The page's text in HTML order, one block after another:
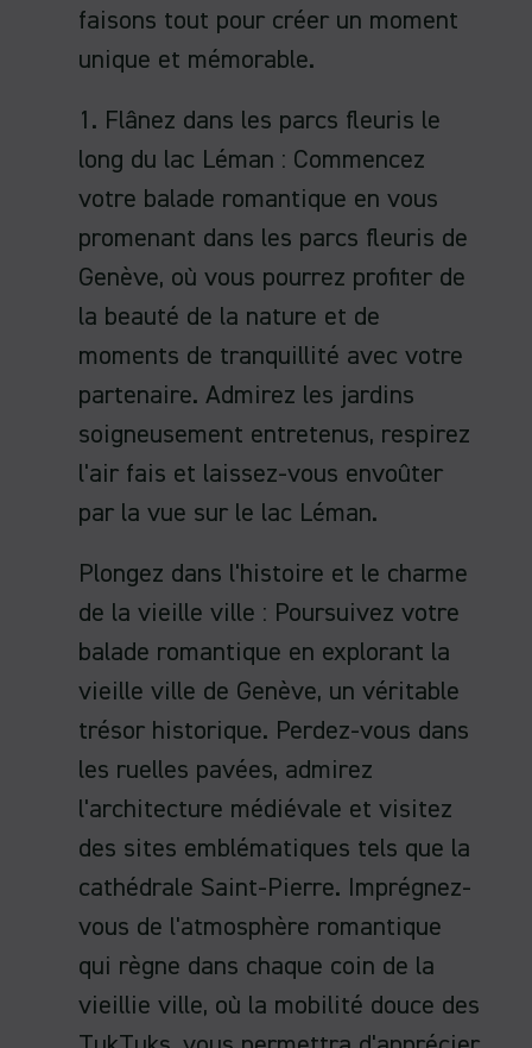
faisons tout pour créer un moment
unique et mémorable.
1. Flânez dans les parcs fleuris le
long du lac Léman : Commencez
votre balade romantique en vous
promenant dans les parcs fleuris de
Genève, où vous pourrez profiter de
la beauté de la nature et de
moments de tranquillité avec votre
partenaire. Admirez les jardins
soigneusement entretenus, respirez
l'air fais et laissez-vous envoûter
par la vue sur le lac Léman.
Plongez dans l'histoire et le charme
de la vieille ville : Poursuivez votre
balade romantique en explorant la
vieille ville de Genève, un véritable
trésor historique. Perdez-vous dans
les ruelles pavées, admirez
l'architecture médiévale et visitez
des sites emblématiques tels que la
cathédrale Saint-Pierre. Imprégnez-
vous de l'atmosphère romantique
qui règne dans chaque coin de la
vieillie ville, où la mobilité douce des